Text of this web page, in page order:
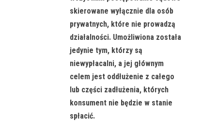
skierowane wyłącznie dla osób
prywatnych, które nie prowadzą
działalności. Umożliwiona została
jedynie tym, którzy są
niewypłacalni, a jej głównym
celem jest oddłużenie z całego
lub części zadłużenia, których
konsument nie będzie w stanie
spłacić.